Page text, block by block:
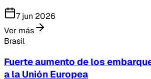
7 jun 2026
Ver más
Brasil
Fuerte aumento de los
a la Unión Europea